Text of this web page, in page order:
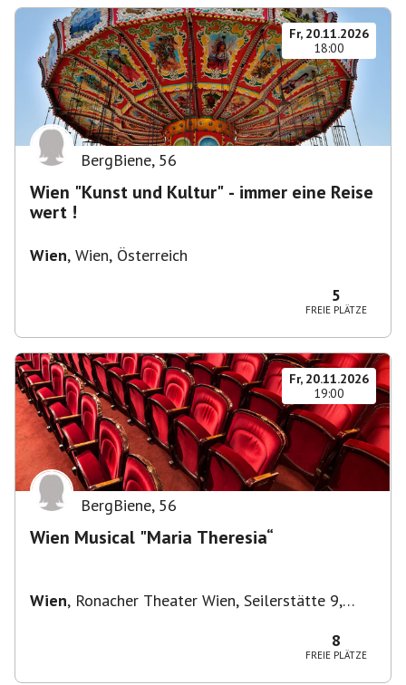
Fr, 20.11.2026
18:00
BergBiene, 56
Wien "Kunst und Kultur" - immer eine Reise
wert !
Wien, Wien, Österreich
5
FREIE PLÄTZE
Fr, 20.11.2026
19:00
BergBiene, 56
Wien Musical "Maria Theresia“
Wien, Ronacher Theater Wien, Seilerstätte 9,
8
FREIE PLÄTZE